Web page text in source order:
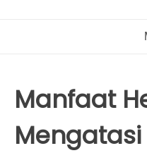
Manfaat